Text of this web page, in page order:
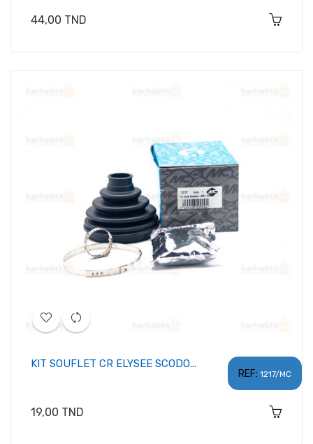
Prix
44,00 TND
REF: 1217/MC
KIT SOUFLET CR ELYSEE SCODO...
Prix
19,00 TND